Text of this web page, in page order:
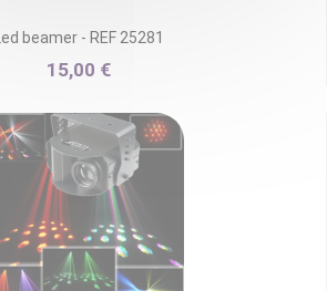
Led beamer - REF 25281
15,00 €